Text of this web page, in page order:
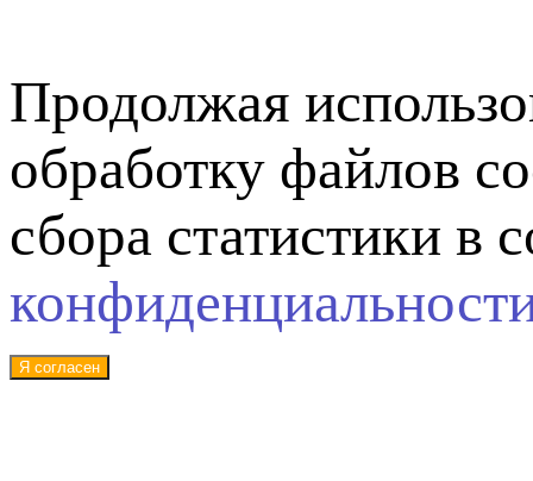
Продолжая
обработку файлов
сбора статистики в
Я согласен